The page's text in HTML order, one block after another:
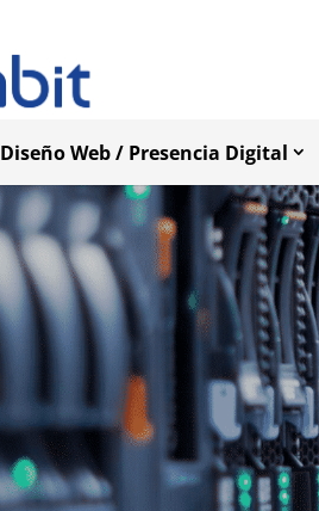
Diseño Web / Presencia Digital